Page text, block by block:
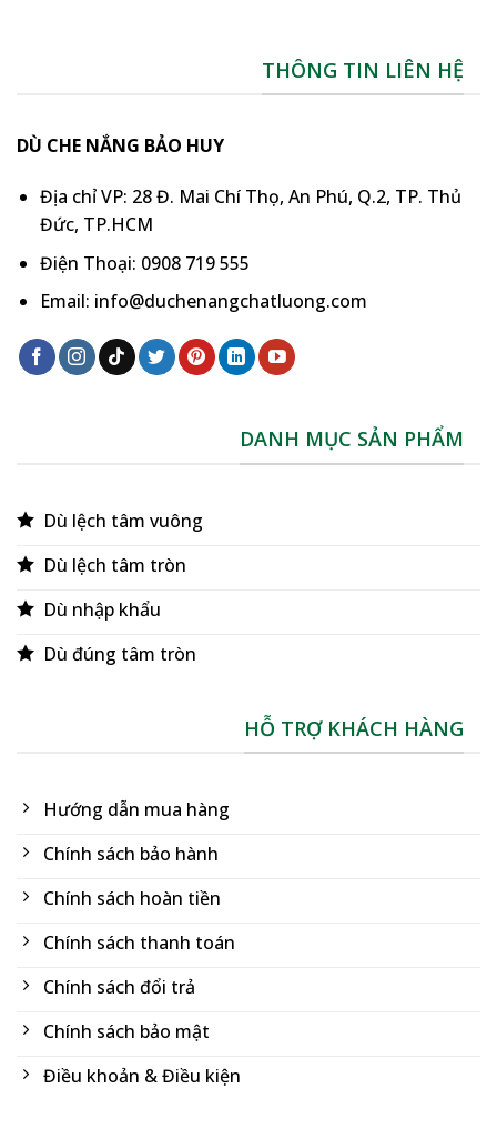
THÔNG TIN LIÊN HỆ
DÙ CHE NẮNG BẢO HUY
Địa chỉ VP: 28 Đ. Mai Chí Thọ, An Phú, Q.2, TP. Thủ
Đức, TP.HCM
Điện Thoại: 0908 719 555
Email: info@duchenangchatluong.com
DANH MỤC SẢN PHẨM
Dù lệch tâm vuông
Dù lệch tâm tròn
Dù nhập khẩu
Dù đúng tâm tròn
HỖ TRỢ KHÁCH HÀNG
Hướng dẫn mua hàng
Chính sách bảo hành
Chính sách hoàn tiền
Chính sách thanh toán
Chính sách đổi trả
Chính sách bảo mật
Điều khoản & Điều kiện